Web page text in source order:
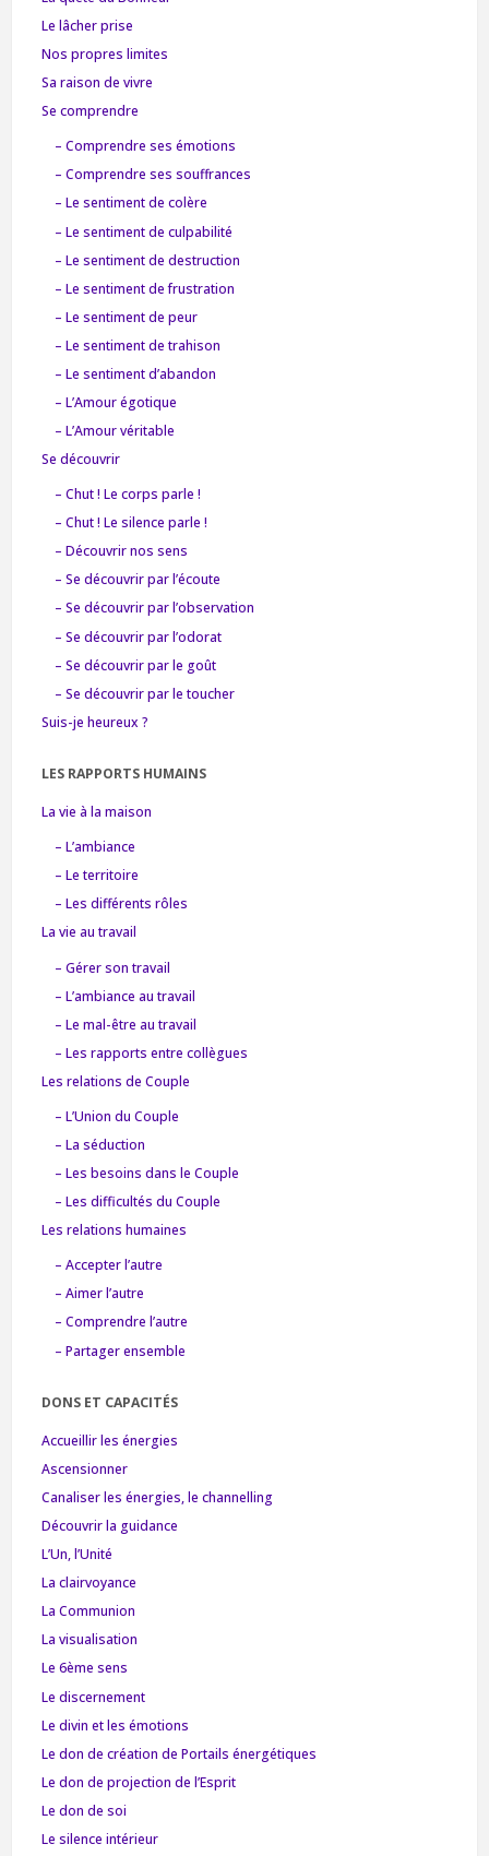
Le lâcher prise
Nos propres limites
Sa raison de vivre
Se comprendre
– Comprendre ses émotions
– Comprendre ses souffrances
– Le sentiment de colère
– Le sentiment de culpabilité
– Le sentiment de destruction
– Le sentiment de frustration
– Le sentiment de peur
– Le sentiment de trahison
– Le sentiment d’abandon
– L’Amour égotique
– L’Amour véritable
Se découvrir
– Chut ! Le corps parle !
– Chut ! Le silence parle !
– Découvrir nos sens
– Se découvrir par l’écoute
– Se découvrir par l’observation
– Se découvrir par l’odorat
– Se découvrir par le goût
– Se découvrir par le toucher
Suis-je heureux ?
LES RAPPORTS HUMAINS
La vie à la maison
– L’ambiance
– Le territoire
– Les différents rôles
La vie au travail
– Gérer son travail
– L’ambiance au travail
– Le mal-être au travail
– Les rapports entre collègues
Les relations de Couple
– L’Union du Couple
– La séduction
– Les besoins dans le Couple
– Les difficultés du Couple
Les relations humaines
– Accepter l’autre
– Aimer l’autre
– Comprendre l’autre
– Partager ensemble
DONS ET CAPACITÉS
Accueillir les énergies
Ascensionner
Canaliser les énergies, le channelling
Découvrir la guidance
L’Un, l’Unité
La clairvoyance
La Communion
La visualisation
Le 6ème sens
Le discernement
Le divin et les émotions
Le don de création de Portails énergétiques
Le don de projection de l’Esprit
Le don de soi
Le silence intérieur